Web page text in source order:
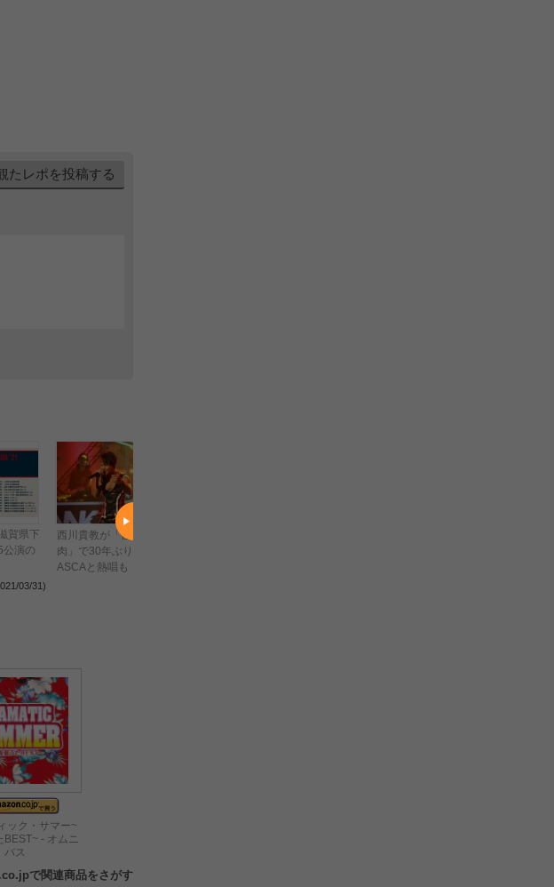
たレポを投稿する
賀県下
公演の
03/31)
西川貴教が「仕上がった筋
肉」で30年ぶり再降臨！
ASCAと熱唱も 『日清食品
ック・サマー~
BEST~ - オムニ
バス
で関連商品をさがす